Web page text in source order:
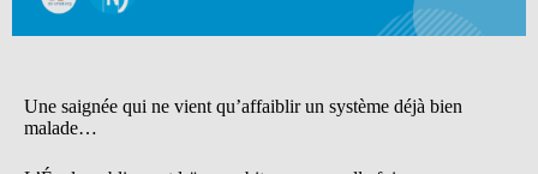
Une saignée qui ne vient qu’affaiblir un système déjà bien
malade…